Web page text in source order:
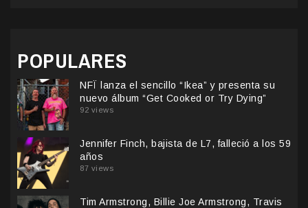
POPULARES
NFÏ lanza el sencillo “Ikea” y presenta su
nuevo álbum “Get Cooked or Try Dying”
92 views
Jennifer Finch, bajista de L7, falleció a los 59
años
87 views
Tim Armstrong, Billie Joe Armstrong, Travis